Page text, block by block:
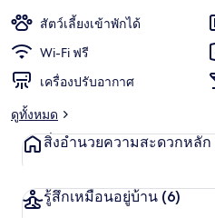
สัตว์เลี้ยงเข้าพักได้
Wi-Fi ฟรี
เครื่องปรับอากาศ
ดูทั้งหมด
สิ่งอำนวยความสะดวกหลัก
รู้สึกเหมือนอยู่บ้าน (6)